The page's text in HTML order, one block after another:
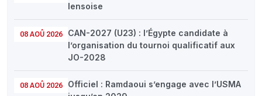
lensoise
08 AOÛ 2026
CAN-2027 (U23) : l’Égypte candidate à
l’organisation du tournoi qualificatif aux
JO-2028
08 AOÛ 2026
Officiel : Ramdaoui s’engage avec l’USMA